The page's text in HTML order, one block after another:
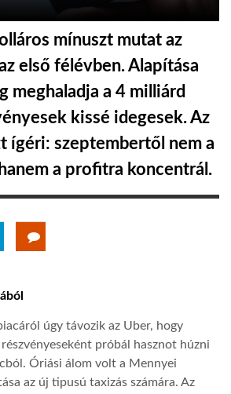
mínuszt mutat az
első félévben. Alapítása
meghaladja a 4 milliárd
kissé idegesek. Az
ígéri: szeptembertől nem a
a profitra koncentrál.
úgy távozik az Uber, hogy
próbál hasznot húzni
Óriási álom volt a Mennyei
az új tipusú taxizás számára. Az